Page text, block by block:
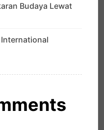
Budaya Lewat